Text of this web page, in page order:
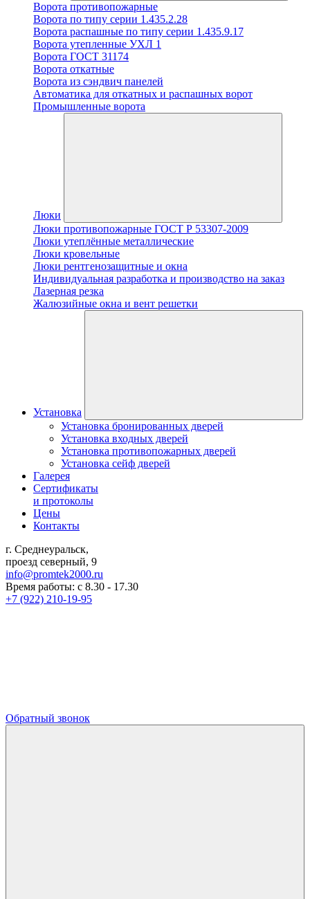
Ворота противопожарные
Ворота по типу серии 1.435.2.28
Ворота распашные по типу серии 1.435.9.17
Ворота утепленные УХЛ 1
Ворота ГОСТ 31174
Ворота откатные
Ворота из сэндвич панелей
Автоматика для откатных и распашных ворот
Промышленные ворота
Люки
Люки противопожарные ГОСТ Р 53307-2009
Люки утеплённые металлические
Люки кровельные
Люки рентгенозащитные и окна
Индивидуальная разработка и производство на заказ
Лазерная резка
Жалюзийные окна и вент решетки
Установка
Установка бронированных дверей
Установка входных дверей
Установка противопожарных дверей
Установка сейф дверей
Галерея
Сертификаты
и протоколы
Цены
Контакты
г. Среднеуральск,
проезд северный, 9
info@promtek2000.ru
Время работы: с 8.30 - 17.30
+7 (922) 210-19-95
Обратный звонок